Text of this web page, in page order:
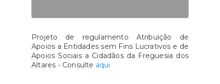
Projeto de regulamento Atribuição de
Apoios a Entidades sem Fins Lucrativos e de
Apoios Sociais a Cidadãos da Freguesia dos
Altares - Consulte aqui